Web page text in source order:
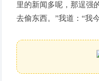
里的新闻多呢，那逞强
去偷东西。”我道：“我